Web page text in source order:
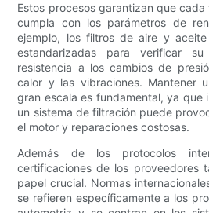
Estos procesos garantizan que
cumpla con los parámetros de
ejemplo, los filtros de aire y
estandarizadas para verificar
resistencia a los cambios de
calor y las vibraciones. Mantener
gran escala es fundamental, ya que
un sistema de filtración puede
el motor y reparaciones costosas.
Además de los protocolos
certificaciones de los proveedores
papel crucial. Normas
se refieren específicamente a los